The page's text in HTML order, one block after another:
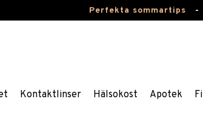
Perfekta sommartips -
Kontaktlinser Hälsokost Apotek